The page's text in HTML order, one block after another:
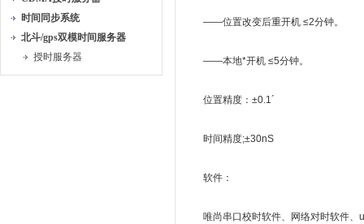
时间同步系统
北斗/gps双模时间服务器
授时服务器
——位置改变后重开机 ≤2分钟。
——本地*开机 ≤5分钟。
位置精度：±0.1´
时间精度;±30nS
软件：
唯尚串口校时软件、网络对时软件、